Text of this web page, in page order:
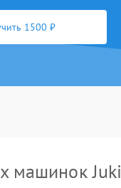
1500 ₽
машинок Juki